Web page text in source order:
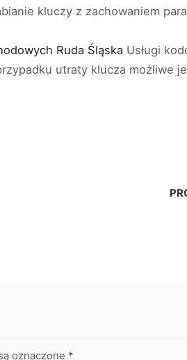
kluczy z zachowaniem
Ruda Śląska Usługi
utraty klucza możliwe
oznaczone *